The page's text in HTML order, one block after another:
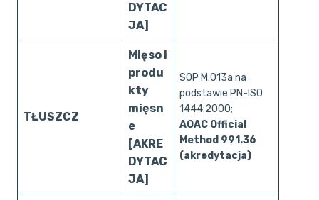
DYTAC
JA]
TŁUSZCZ
Mięso i
produ
kty
mięsn
e
[AKRE
DYTAC
JA]
SOP M.013a na
podstawie PN-ISO
1444:2000;
AOAC Official
Method 991.36
(akredytacja)